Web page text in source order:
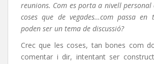
reunions. Com es porta a nivell personal
coses que de vegades…com passa en
poden ser un tema de discussió?
Crec que les coses, tan bones com
comentar i dir, intentant ser